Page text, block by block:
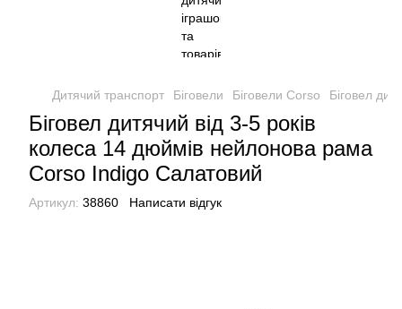
Дитячий транспорт Біговели Біговели Corso Біговел
Біговел дитячий від 3-5 років
колеса 14 дюймів нейлонова рама
Corso Indigo Салатовий
Артикул: 38860 Написати відгук